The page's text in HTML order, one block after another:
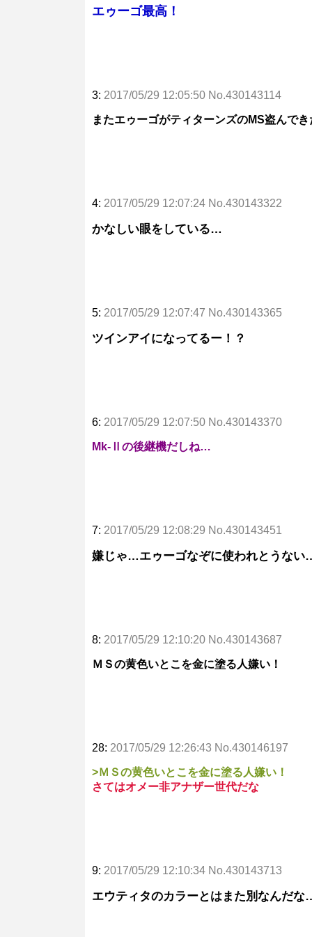
エゥーゴ最高！
3: 2017/05/29 12:05:50 No.430143114
またエゥーゴがティターンズのMS盗んで
4: 2017/05/29 12:07:24 No.430143322
かなしい眼をしている…
5: 2017/05/29 12:07:47 No.430143365
ツインアイになってるー！？
6: 2017/05/29 12:07:50 No.430143370
Mk-Ⅱの後継機だしね…
7: 2017/05/29 12:08:29 No.430143451
嫌じゃ…エゥーゴなぞに使われとうな
8: 2017/05/29 12:10:20 No.430143687
ＭＳの黄色いとこを金に塗る人嫌い！
28: 2017/05/29 12:26:43 No.430146197
>ＭＳの黄色いとこを金に塗る人嫌い！
さてはオメー非アナザー世代だな
9: 2017/05/29 12:10:34 No.430143713
エウティタのカラーとはまた別なんだ